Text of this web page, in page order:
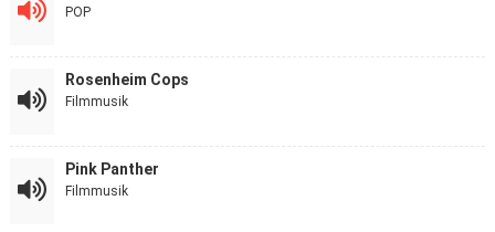
POP
Rosenheim Cops
Filmmusik
Pink Panther
Filmmusik